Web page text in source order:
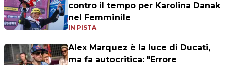
contro il tempo per Karolina Danak
nel Femminile
IN PISTA
Alex Marquez è la luce di Ducati,
ma fa autocritica: "Errore